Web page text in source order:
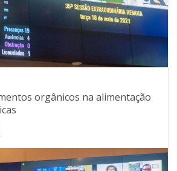
orgânicos na alimentação